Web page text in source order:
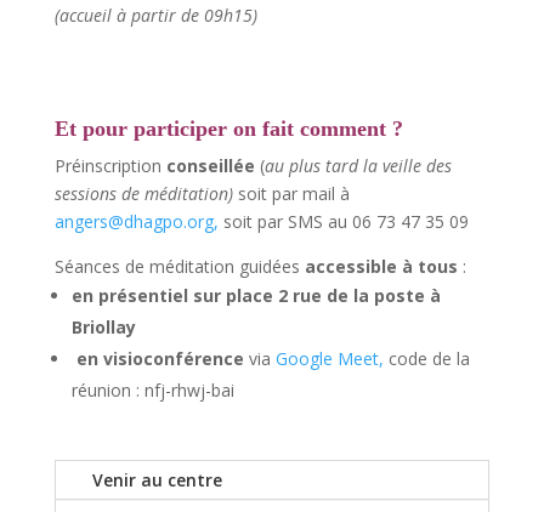
(accueil à partir de 09h15)
Et pour participer on fait comment ?
Préinscription conseillée (au plus tard la veille des
sessions de méditation) soit par mail à
angers@dhagpo.org, soit par SMS au 06 73 47 35 09
Séances de méditation guidées accessible à tous :
en présentiel sur place 2 rue de la poste à
Briollay
en visioconférence via Google Meet, code de la
réunion : nfj-rhwj-bai
Venir au centre